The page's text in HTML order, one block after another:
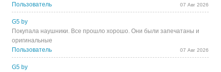
Пользователь
07 Авг 2026
G5 by
Покупала наушники. Все прошло хорошо. Они были запечатаны и
оригинальные
Пользователь
07 Авг 2026
G5 by